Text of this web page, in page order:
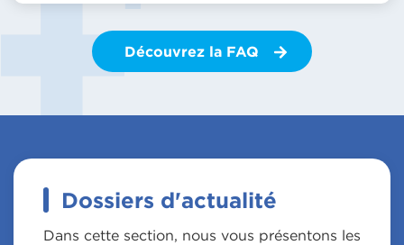
Découvrez la FAQ
Dossiers d'actualité
Dans cette section, nous vous présentons les